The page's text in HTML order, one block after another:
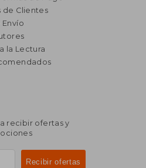
de Clientes
Envío
la Lectura
recibir ofertas y